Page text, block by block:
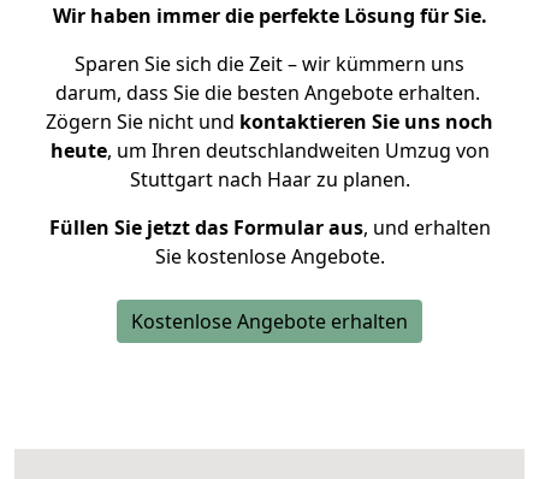
Wir haben immer die perfekte Lösung für Sie.
Sparen Sie sich die Zeit – wir kümmern uns
darum, dass Sie die besten Angebote erhalten.
Zögern Sie nicht und kontaktieren Sie uns noch
heute, um Ihren deutschlandweiten Umzug von
Stuttgart nach Haar zu planen.
Füllen Sie jetzt das Formular aus, und erhalten
Sie kostenlose Angebote.
Kostenlose Angebote erhalten